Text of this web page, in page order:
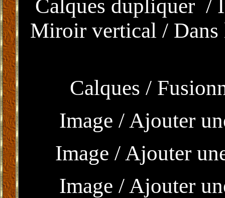
Calques dupliquer /
Miroir vertical / Dans
Calques /
Image / Ajouter
Image / Ajouter
Image / Ajouter